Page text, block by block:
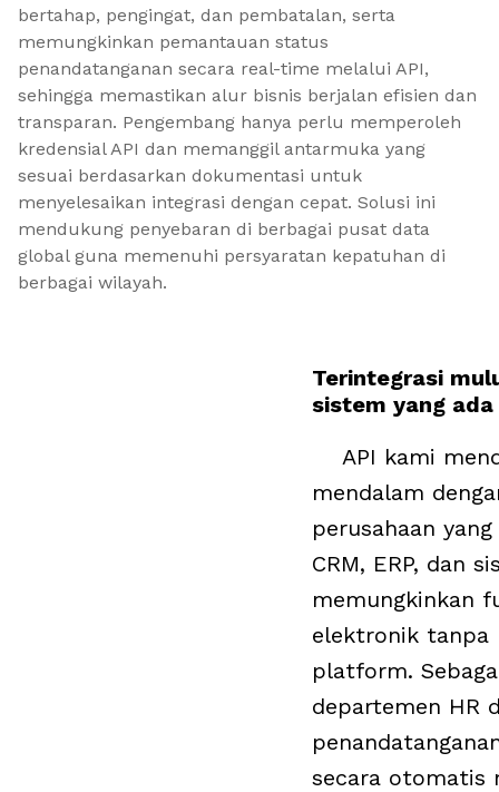
bertahap, pengingat, dan pembatalan, serta
memungkinkan pemantauan status
penandatanganan secara real-time melalui API,
sehingga memastikan alur bisnis berjalan efisien dan
transparan. Pengembang hanya perlu memperoleh
kredensial API dan memanggil antarmuka yang
sesuai berdasarkan dokumentasi untuk
menyelesaikan integrasi dengan cepat. Solusi ini
mendukung penyebaran di berbagai pusat data
global guna memenuhi persyaratan kepatuhan di
berbagai wilayah.
Terintegrasi
sistem yang ada
API kami
mendalam
perusahaan
CRM, ERP, dan
memungkinkan
elektronik tanpa
platform.
departemen HR
secara otomatis